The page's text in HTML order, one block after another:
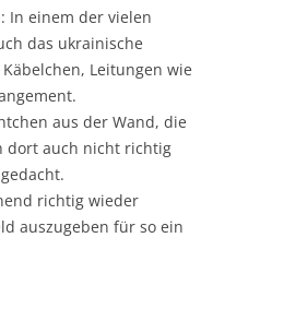
In einem der vielen
das ukrainische
Leitungen wie
aus der Wand, die
dort auch nicht richtig
richtig wieder
auszugeben für so ein